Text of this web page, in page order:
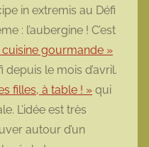
in extremis au Défi
: l’aubergine ! C’est
gourmande »
le mois d’avril.
filles, à table ! » qui
L’idée est très
autour d’un